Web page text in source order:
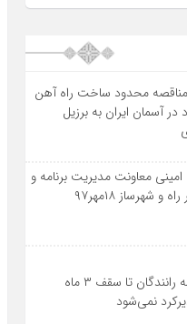
مناقصه محدود ساخت راه آهن
در آسمان ایران به برزیل
معاونت مدیریت برنامه و
شهرساز ۱۸مهر۹۷
پرداخت حق بیمه رانندگان تا سقف ۳ ماه
نمی‌شود